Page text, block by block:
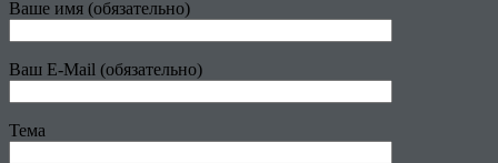
Ваше имя (обязательно)
Ваш E-Mail (обязательно)
Тема